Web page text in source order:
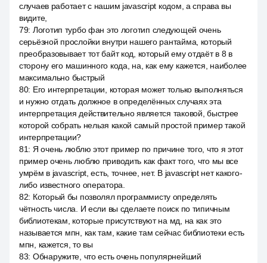
случаев работает с нашим javascript кодом, а справа вы
видите,
79: Логотип турбо фан это логотип следующей очень
серьёзной прослойки внутри нашего рантайма, который
преобразовывает тот байт код, который ему отдаёт в 8 в
сторону его машинного кода, на, как ему кажется, наиболее
максимально быстрый
80: Его интерпретации, которая может только выполняться
и нужно отдать должное в определённых случаях эта
интерпретация действительно является таковой, быстрее
которой собрать нельзя какой самый простой пример такой
интерпретации?
81: Я очень люблю этот пример по причине того, что я этот
пример очень люблю приводить как факт того, что мы все
умрём в javascript, есть, точнее, нет. В javascript нет какого-
либо известного оператора.
82: Который бы позволял программисту определять
чётность числа. И если вы сделаете поиск по типичным
библиотекам, которые присутствуют на мд, на как это
называется мпн, как там, какие там сейчас библиотеки есть
мпн, кажется, то вы
83: Обнаружите, что есть очень популярнейший